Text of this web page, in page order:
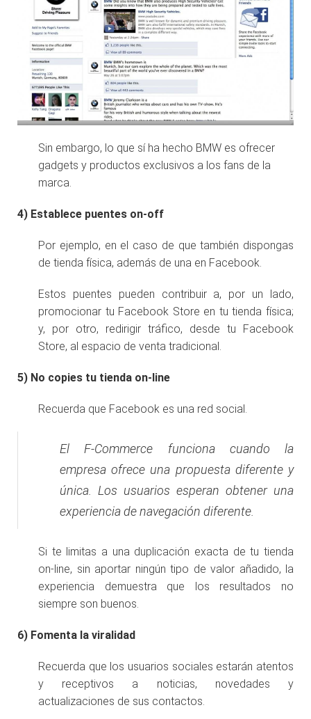
Sin embargo, lo que sí ha hecho BMW es ofrecer
gadgets y productos exclusivos a los fans de la
marca.
4) Establece puentes on-off
Por ejemplo, en el caso de que también dispongas
de tienda física, además de una en Facebook.
Estos puentes pueden contribuir a, por un lado,
promocionar tu Facebook Store en tu tienda física;
y, por otro, redirigir tráfico, desde tu Facebook
Store, al espacio de venta tradicional.
5) No copies tu tienda on-line
Recuerda que Facebook es una red social.
El F-Commerce funciona cuando la
empresa ofrece una propuesta diferente y
única. Los usuarios esperan obtener una
experiencia de navegación diferente.
Si te limitas a una duplicación exacta de tu tienda
on-line, sin aportar ningún tipo de valor añadido, la
experiencia demuestra que los resultados no
siempre son buenos.
6) Fomenta la viralidad
Recuerda que los usuarios sociales estarán atentos
y receptivos a noticias, novedades y
actualizaciones de sus contactos.